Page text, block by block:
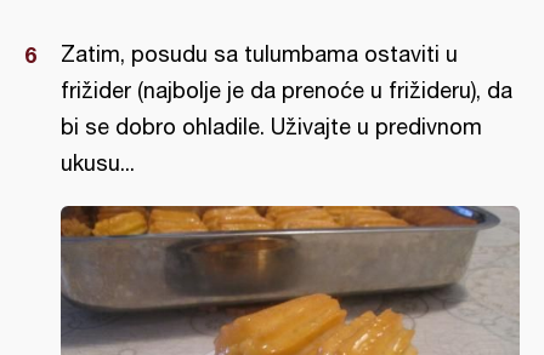
Zatim, posudu sa tulumbama ostaviti u
frižider (najbolje je da prenoće u frižideru), da
bi se dobro ohladile. Uživajte u predivnom
ukusu...